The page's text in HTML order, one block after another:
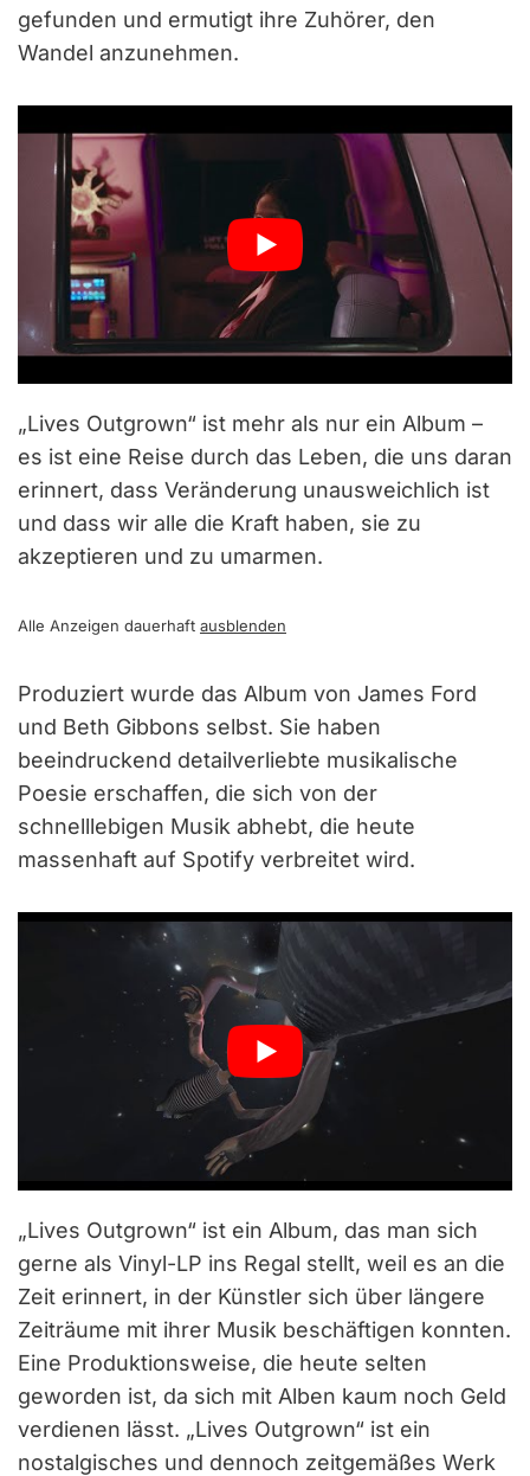
gefunden und ermutigt ihre Zuhörer, den
Wandel anzunehmen.
„Lives Outgrown“ ist mehr als nur ein Album –
es ist eine Reise durch das Leben, die uns daran
erinnert, dass Veränderung unausweichlich ist
und dass wir alle die Kraft haben, sie zu
akzeptieren und zu umarmen.
Alle Anzeigen dauerhaft ausblenden
Produziert wurde das Album von James Ford
und Beth Gibbons selbst. Sie haben
beeindruckend detailverliebte musikalische
Poesie erschaffen, die sich von der
schnelllebigen Musik abhebt, die heute
massenhaft auf Spotify verbreitet wird.
„Lives Outgrown“ ist ein Album, das man sich
gerne als Vinyl-LP ins Regal stellt, weil es an die
Zeit erinnert, in der Künstler sich über längere
Zeiträume mit ihrer Musik beschäftigen konnten.
Eine Produktionsweise, die heute selten
geworden ist, da sich mit Alben kaum noch Geld
verdienen lässt. „Lives Outgrown“ ist ein
nostalgisches und dennoch zeitgemäßes Werk